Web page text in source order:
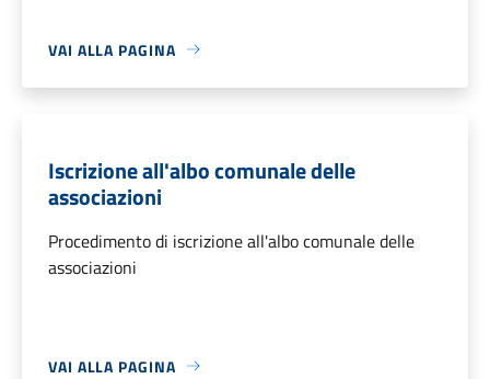
VAI ALLA PAGINA
Iscrizione all'albo comunale delle
associazioni
Procedimento di iscrizione all'albo comunale delle
associazioni
VAI ALLA PAGINA